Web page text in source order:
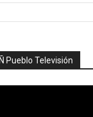
Ñ Pueblo Televisión